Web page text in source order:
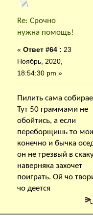
Re: Срочно
нужна помощь!
« Ответ #64 : 23
Ноябрь, 2020,
18:54:30 pm »
Пилить сама
Тут 50 граммами не
обойтись, а если
переборщишь то
конечно и бычка
он не трезвый в
наверняка захочет
поиграть. Ой чо
чо деется